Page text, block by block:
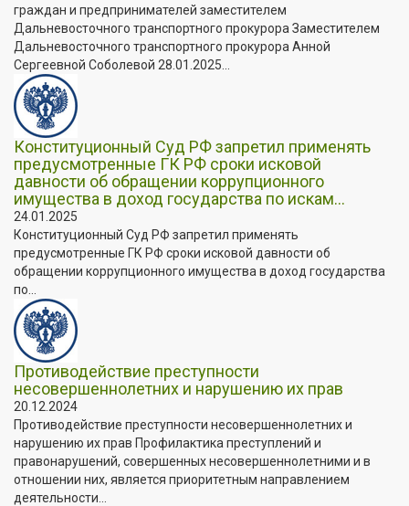
граждан и предпринимателей заместителем
Дальневосточного транспортного прокурора Заместителем
Дальневосточного транспортного прокурора Анной
Сергеевной Соболевой 28.01.2025...
Конституционный Суд РФ запретил применять
предусмотренные ГК РФ сроки исковой
давности об обращении коррупционного
имущества в доход государства по искам...
24.01.2025
Конституционный Суд РФ запретил применять
предусмотренные ГК РФ сроки исковой давности об
обращении коррупционного имущества в доход государства
по...
Противодействие преступности
несовершеннолетних и нарушению их прав
20.12.2024
Противодействие преступности несовершеннолетних и
нарушению их прав Профилактика преступлений и
правонарушений, совершенных несовершеннолетними и в
отношении них, является приоритетным направлением
деятельности...